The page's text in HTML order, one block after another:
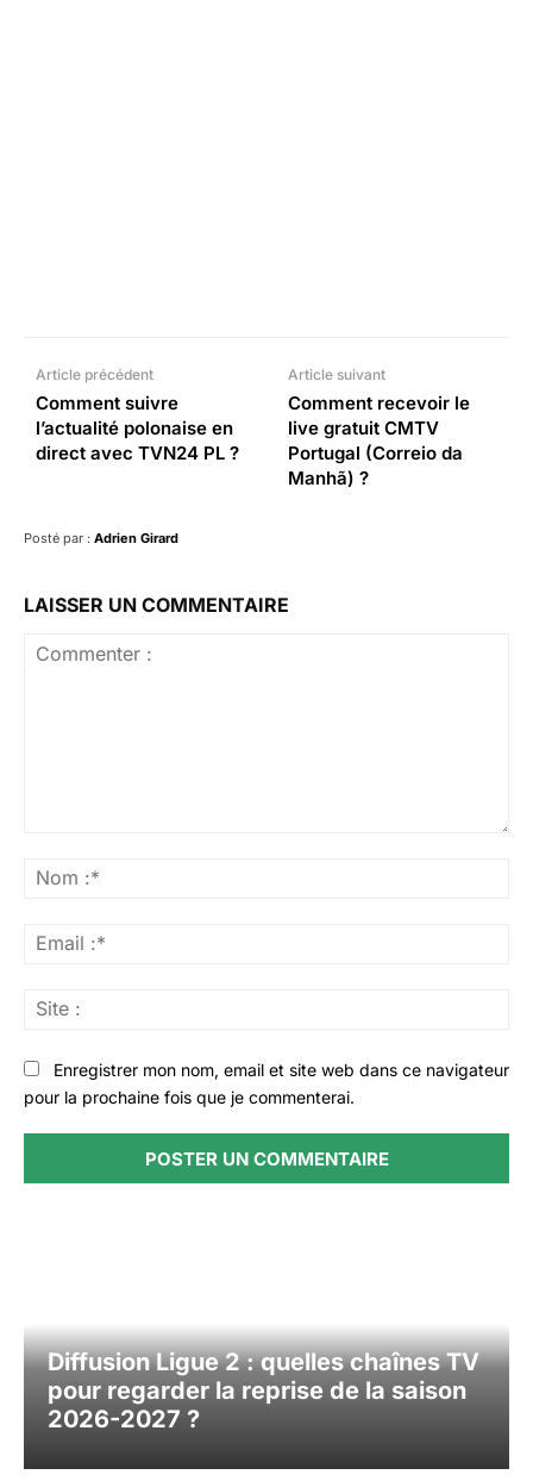
Article précédent
Comment suivre
l’actualité polonaise en
direct avec TVN24 PL ?
Article suivant
Comment recevoir le
live gratuit CMTV
Portugal (Correio da
Manhã) ?
Posté par : Adrien Girard
LAISSER UN COMMENTAIRE
Enregistrer mon nom, email et site web dans ce navigateur
pour la prochaine fois que je commenterai.
Diffusion Ligue 2 : quelles chaînes TV
pour regarder la reprise de la saison
2026-2027 ?